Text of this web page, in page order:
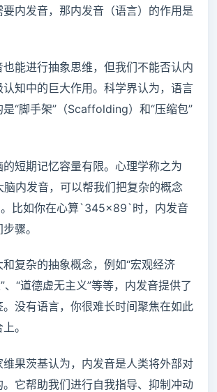
内发音，那内发音（语言）的作用是
也能进行抽象思维，但我们不能否认内
知中的巨大作用。科学界认为，语言
“脚手架”（Scaffolding）和“压缩包”
短期记忆容量有限。心理学称之为
脑内发音，可以帮我们把复杂的概念
。比如你在心算`345×89`时，内发音
骤。
复杂的抽象概念，例如“宏观经济
、“道德虚无主义”等等，内发音提供了
没有语言，你很难长时间聚焦在如此
。
果茨基认为，内发音是人类将外部对
它帮助我们进行自我指导、抑制冲动